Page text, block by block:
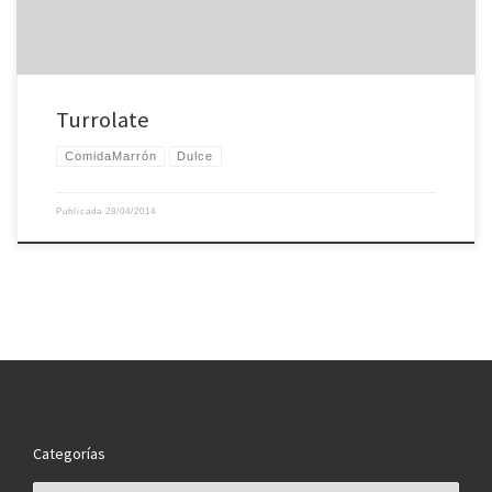
Turrolate
ComidaMarrón Dulce
Publicada 28/04/2014
Categorías